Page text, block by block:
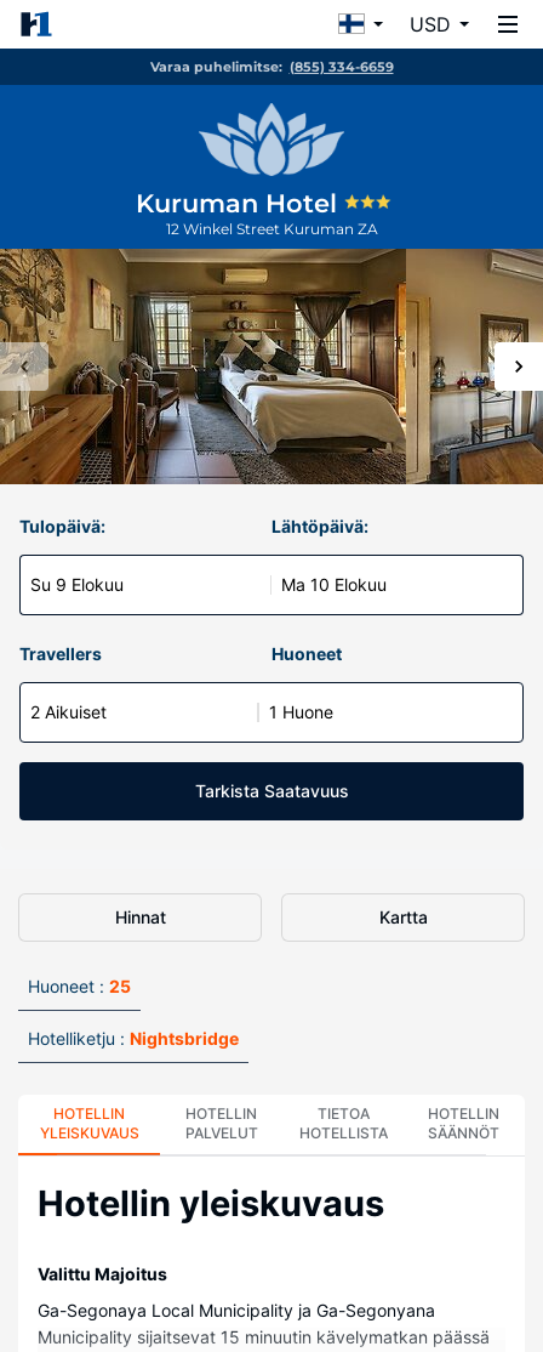
USD
Varaa puhelimitse: (855) 334-6659
Kuruman Hotel
12 Winkel Street Kuruman ZA
Tulopäivä:
Su 9 Elokuu
Lähtöpäivä:
Ma 10 Elokuu
Travellers Huoneet
2 Aikuiset 1 Huone
Tarkista Saatavuus
Hinnat Kartta
Huoneet : 25
Hotelliketju : Nightsbridge
HOTELLIN
YLEISKUVAUS
HOTELLIN
PALVELUT
TIETOA
HOTELLISTA
HOTELLIN
SÄÄNNÖT
Hotellin yleiskuvaus
Valittu Majoitus
Ga-Segonaya Local Municipality ja Ga-Segonyana
Municipality sijaitsevat 15 minuutin kävelymatkan päässä